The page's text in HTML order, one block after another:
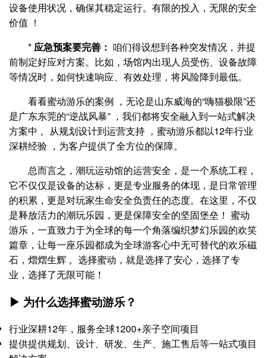
设备使用状况，确保其稳定运行。有限的投入，无限的安全
价值 ！
*应急预案要完善： 咱们得设想到各种突发情况，并提
前制定好应对方案。比如，场馆内出现人员受伤、设备故障
等情况时，如何快速响应、有效处理，将风险降到最低。
看看蜜动游乐的案例 ，无论是山东威海的“嗨猫极限”还
是广东东莞的“逆战风暴” ，我们都将安全融入到一站式解决
方案中 。从规划设计到运营支持 ，蜜动游乐都以12年行业
深耕经验 ，为客户提供了全方位的保障。
总而言之，潮玩运动馆的运营安全，是一个系统工程，
它不仅仅是设备的达标，更是专业服务的体现，是日常管理
的积累，更是对玩家生命安全负责任的态度。在这里，不仅
是释放活力的潮玩乐园，更是保障安全的坚固堡垒！ 蜜动
游乐，一直致力于为全球的每一个角落编织梦幻乐园的欢笑
篇章，让每一座乐园都成为全球游客心中无可替代的欢乐磁
石，熠熠生辉 。选择蜜动，就是选择了安心，选择了专
业，选择了无限可能！
▶ 为什么选择蜜动游乐？
行业深耕12年，服务全球1200+亲子空间项目
提供提供规划、设计、研发、生产、施工售后等一站式项目